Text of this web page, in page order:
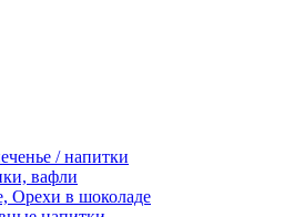
/ напитки
вафли
Орехи в шоколаде